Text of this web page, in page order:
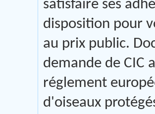
satisfaire ses
disposition pour
au prix public.
demande de CIC
réglement
d'oiseaux